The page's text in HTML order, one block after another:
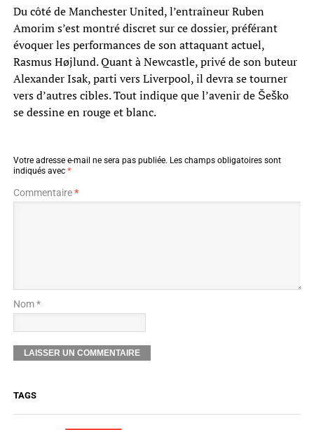
Du côté de Manchester United, l’entraîneur Ruben
Amorim s’est montré discret sur ce dossier, préférant
évoquer les performances de son attaquant actuel,
Rasmus Højlund. Quant à Newcastle, privé de son buteur
Alexander Isak, parti vers Liverpool, il devra se tourner
vers d’autres cibles. Tout indique que l’avenir de Šeško
se dessine en rouge et blanc.
Votre adresse e-mail ne sera pas publiée. Les champs obligatoires sont
indiqués avec *
Commentaire*
Nom *
TAGS